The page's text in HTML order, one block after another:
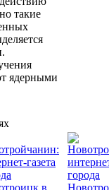
такие
ядерными